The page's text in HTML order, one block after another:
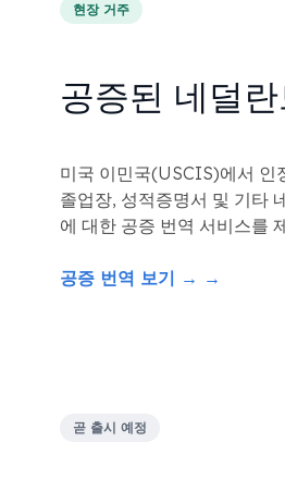
현장 거주
공증된 네덜
미국 이민국(USCIS)에서 인
졸업장, 성적증명서 및 기타
에 대한 공증 번역 서비스를
공증 번역 보기 → →
곧 출시 예정